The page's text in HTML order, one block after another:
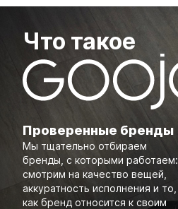
Что такое
Проверенные бренды
Мы тщательно отбираем
бренды, с которыми работаем:
смотрим на качество вещей,
аккуратность исполнения и то,
как бренд относится к своим